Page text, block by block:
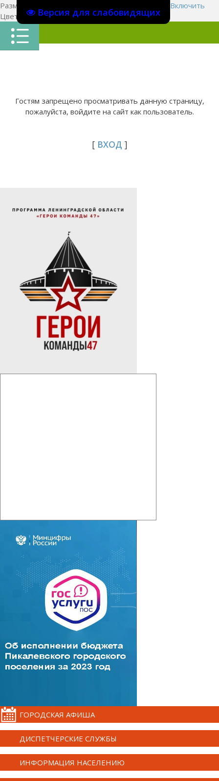
Версия для слабовидящих
Размер шрифта:
Включить
Цвет сайтаЦ Ц Ц Х
Гостям запрещено просматривать данную страницу,
пожалуйста, войдите на сайт как пользователь.
[ ВХОД ]
ГОРОДСКАЯ АФИША
ДИСПЕТЧЕРСКИЕ СЛУЖБЫ
ИНФОРМАЦИЯ НАСЕЛЕНИЮ